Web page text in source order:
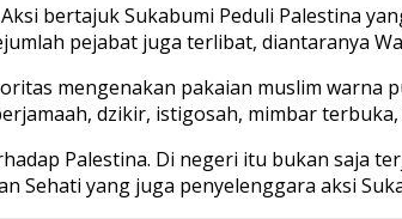
bertajuk Sukabumi Peduli Palestina
pejabat juga terlibat, diantaranya
mengenakan pakaian muslim warna
dzikir, istigosah, mimbar
Palestina. Di negeri itu bukan saja
Sehati yang juga penyelenggara aksi